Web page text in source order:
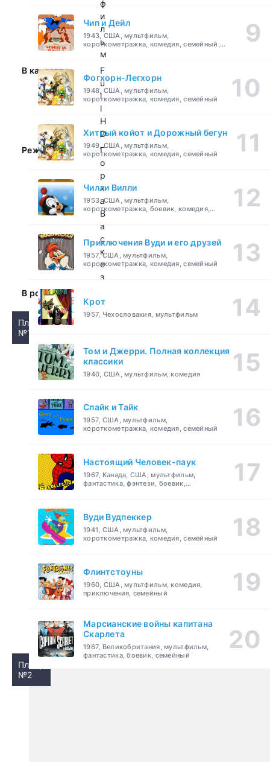
ф
и
л
ь
м
В качестве:
F
u
l
l
H
D
Режиссер:
Г
о
р
к
а
В
а
с
к
е
з
В ролях:
Плеер
№1
Плеер
№2
Чип и Дейл
1943, США, мультфильм,
короткометражка, комедия, семейный,
детский
Фогхорн-Легхорн
1948, США, мультфильм,
короткометражка, комедия, семейный
Хитрый койот и Дорожный бегун
1949, США, мультфильм,
короткометражка, комедия, семейный
Чилли Вилли
1953, США, мультфильм,
короткометражка, боевик, комедия,
приключения, семейный
Приключения Вуди и его друзей
1957, США, мультфильм,
короткометражка, комедия, семейный
Крот
1957, Чехословакия, мультфильм
Том и Джерри. Полная коллекция
классики
1940, США, мультфильм, комедия
Спайк и Тайк
1957, США, мультфильм,
короткометражка, комедия, семейный
Настоящий Человек-паук
1967, Канада, США, мультфильм,
фантастика, фэнтези, боевик,
Вуди Вудпеккер
1941, США, мультфильм,
короткометражка, комедия, семейный
Флинтстоуны
1960, США, мультфильм, комедия,
приключения, семейный
Марсианские войны капитана
Скарлета
1967, Великобритания, мультфильм,
фантастика, боевик, семейный